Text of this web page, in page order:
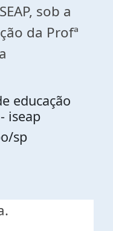
sob a
da Profª
educação
iseap
sp